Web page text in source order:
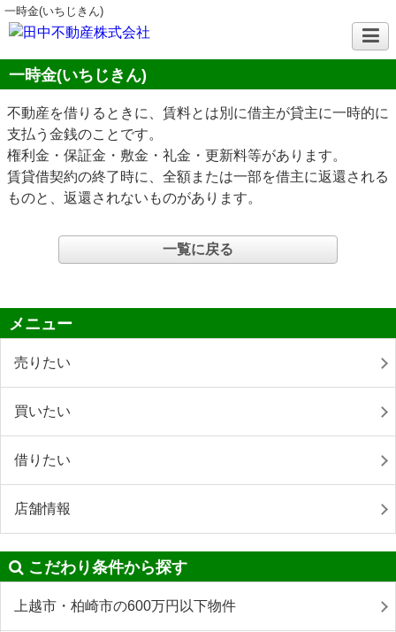
一時金(いちじきん)
一時金(いちじきん)
不動産を借りるときに、賃料とは別に借主が貸主に一時的に
支払う金銭のことです。
権利金・保証金・敷金・礼金・更新料等があります。
賃貸借契約の終了時に、全額または一部を借主に返還される
ものと、返還されないものがあります。
一覧に戻る
メニュー
売りたい
買いたい
借りたい
店舗情報
こだわり条件から探す
上越市・柏崎市の600万円以下物件